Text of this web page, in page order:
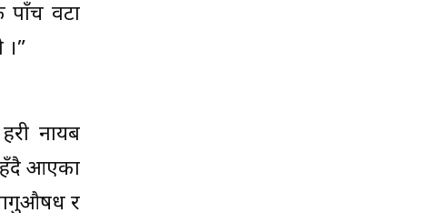
पाँच वटा
।”
नायब
आएका
लागुऔषध र